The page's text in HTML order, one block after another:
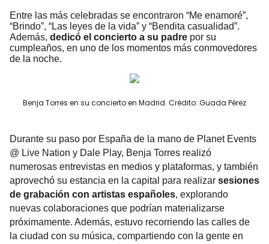
Entre las más celebradas se encontraron “Me enamoré”,
“Brindo”, “Las leyes de la vida” y “Bendita casualidad”.
Además, dedicó el concierto a su padre por su
cumpleaños, en uno de los momentos más conmovedores
de la noche.
Benja Torres en su concierto en Madrid. Crédito: Guada Pérez
Durante su paso por España de la mano de Planet Events
@ Live Nation y Dale Play, Benja Torres realizó
numerosas entrevistas en medios y plataformas, y también
aprovechó su estancia en la capital para realizar sesiones
de grabación con artistas españoles, explorando
nuevas colaboraciones que podrían materializarse
próximamente. Además, estuvo recorriendo las calles de
la ciudad con su música, compartiendo con la gente en